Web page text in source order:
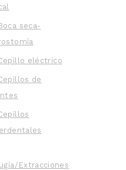
seca-
eléctrico
de
Extracciones